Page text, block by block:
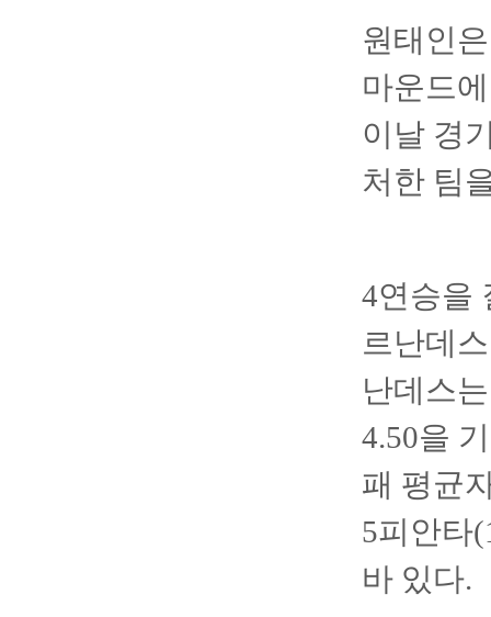
원태인
마운드
이날 경
처한 팀
4연승을
르난데
난데스
4.50을
패 평균
5피안타
바 있다.